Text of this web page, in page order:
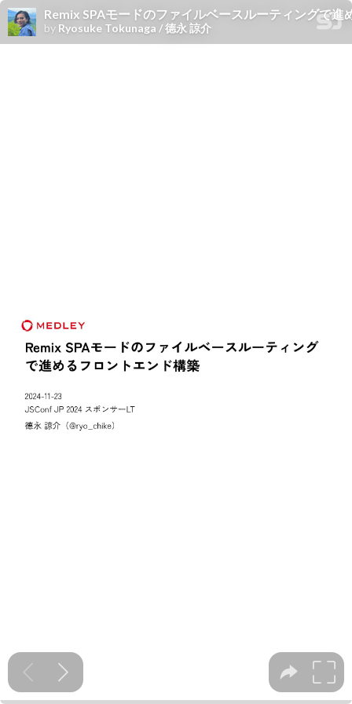
Remix SPAモードのファイルベースルーティングで進
by Ryosuke Tokunaga / 德永 諒介